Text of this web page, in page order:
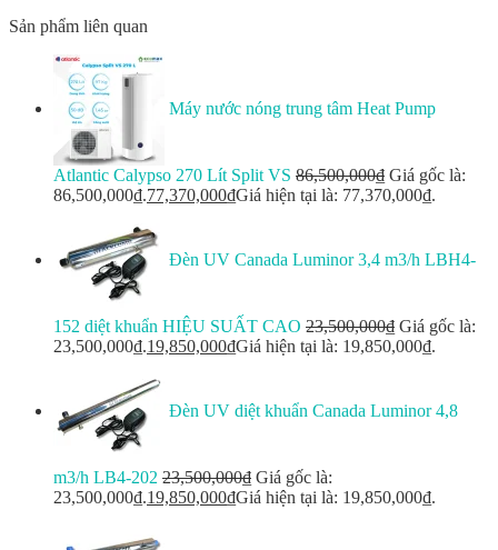
Sản phẩm liên quan
Máy nước nóng trung tâm Heat Pump
Atlantic Calypso 270 Lít Split VS 86,500,000₫ Giá gốc là:
86,500,000₫.77,370,000₫Giá hiện tại là: 77,370,000₫.
Đèn UV Canada Luminor 3,4 m3/h LBH4-
152 diệt khuẩn HIỆU SUẤT CAO 23,500,000₫ Giá gốc là:
23,500,000₫.19,850,000₫Giá hiện tại là: 19,850,000₫.
Đèn UV diệt khuẩn Canada Luminor 4,8
m3/h LB4-202 23,500,000₫ Giá gốc là:
23,500,000₫.19,850,000₫Giá hiện tại là: 19,850,000₫.